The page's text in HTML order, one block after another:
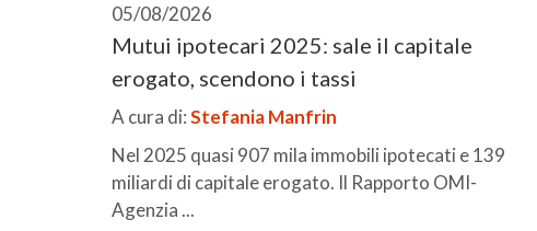
05/08/2026
Mutui ipotecari 2025: sale il capitale
erogato, scendono i tassi
A cura di:Stefania Manfrin
Nel 2025 quasi 907 mila immobili ipotecati e 139
miliardi di capitale erogato. Il Rapporto OMI-
Agenzia ...